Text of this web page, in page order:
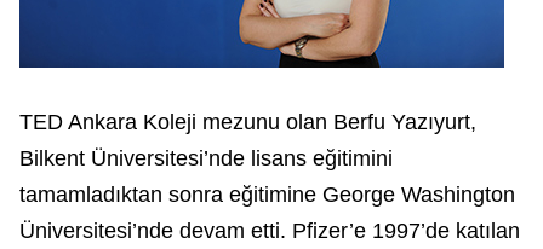
TED Ankara Koleji mezunu olan Berfu Yazıyurt,
Bilkent Üniversitesi’nde lisans eğitimini
tamamladıktan sonra eğitimine George Washington
Üniversitesi’nde devam etti. Pfizer’e 1997’de katılan